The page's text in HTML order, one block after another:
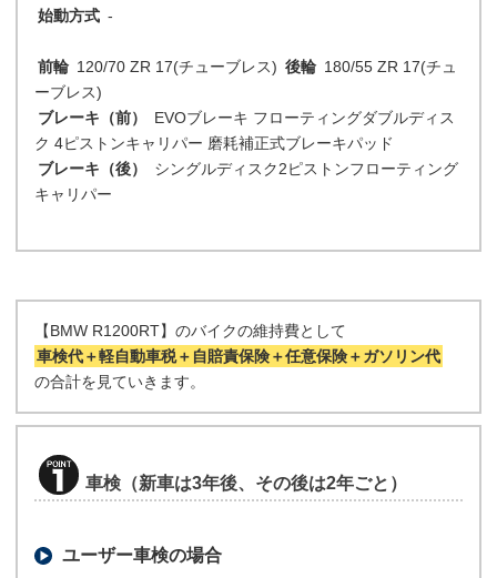
始動方式 -
前輪 120/70 ZR 17(チューブレス) 後輪 180/55 ZR 17(チュ
ーブレス)
ブレーキ（前）
EVOブレーキ フローティングダブルディス
ク 4ピストンキャリパー 磨耗補正式ブレーキパッド
ブレーキ（後）
シングルディスク2ピストンフローティング
キャリパー
【BMW R1200RT】のバイクの維持費として
車検代＋軽自動車税＋自賠責保険＋任意保険＋ガソリン代
の合計を見ていきます。
車検（新車は3年後、その後は2年ごと）
ユーザー車検の場合